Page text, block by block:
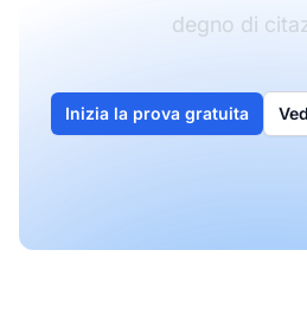
degno di
Inizia la prova gratuita